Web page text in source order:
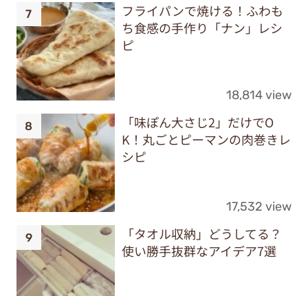
フライパンで焼ける！ふわも
ち食感の手作り「ナン」レシ
ピ
18,814 view
「味ぽん大さじ2」だけでO
K！丸ごとピーマンの肉巻きレ
シピ
17,532 view
「タオル収納」どうしてる？
使い勝手抜群なアイデア7選